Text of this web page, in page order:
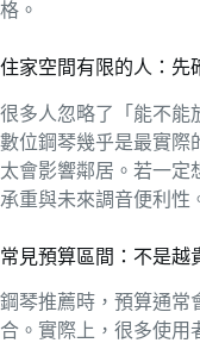
格。
住家空間有限的人：先
很多人忽略了「能不能
數位鋼琴幾乎是最實際
太會影響鄰居。若一定
承重與未來調音便利性
常見預算區間：不是越
鋼琴推薦時，預算通常
合。實際上，很多使用